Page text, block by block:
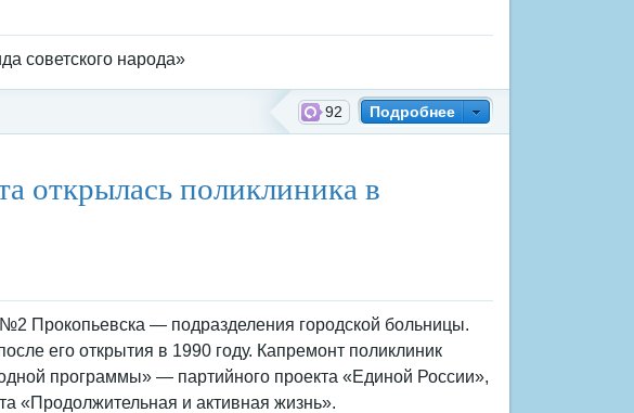
советского народа»
Подробнее
92
открылась поликлиника в
Прокопьевска — подразделения городской больницы.
его открытия в 1990 году. Капремонт поликлиник
программы» — партийного проекта «Единой России»,
«Продолжительная и активная жизнь».